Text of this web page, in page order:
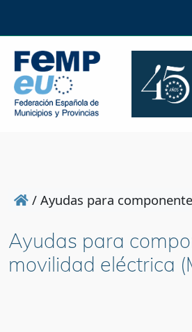
/ Ayudas para
Ayudas para
movilidad eléctrica